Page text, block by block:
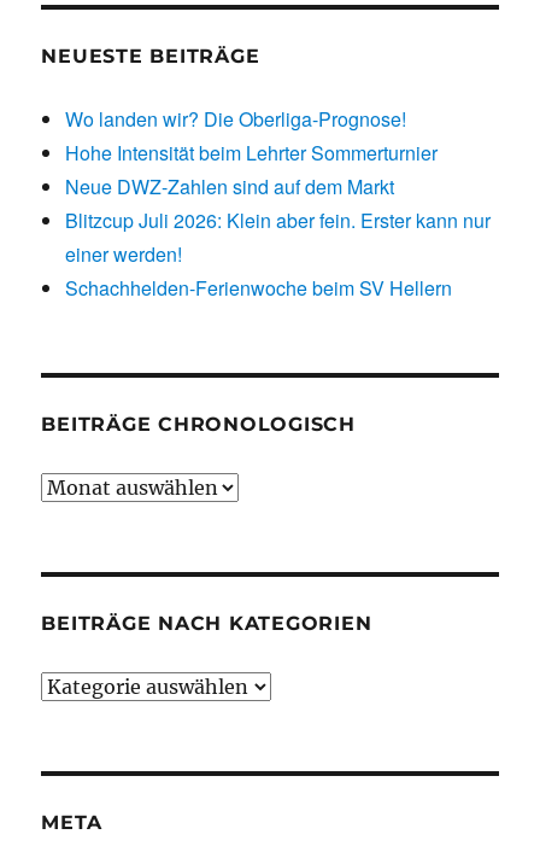
NEUESTE BEITRÄGE
Wo landen wir? Die Oberliga-Prognose!
Hohe Intensität beim Lehrter Sommerturnier
Neue DWZ-Zahlen sind auf dem Markt
Blitzcup Juli 2026: Klein aber fein. Erster kann nur
einer werden!
Schachhelden-Ferienwoche beim SV Hellern
BEITRÄGE CHRONOLOGISCH
Beiträge
BEITRÄGE NACH KATEGORIEN
Beiträge
META